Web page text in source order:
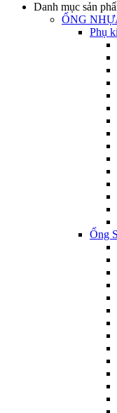
Danh mục sản
ỐNG
Phụ
Ống